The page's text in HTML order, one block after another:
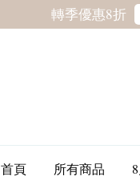
轉季優惠8折
首頁 所有商品